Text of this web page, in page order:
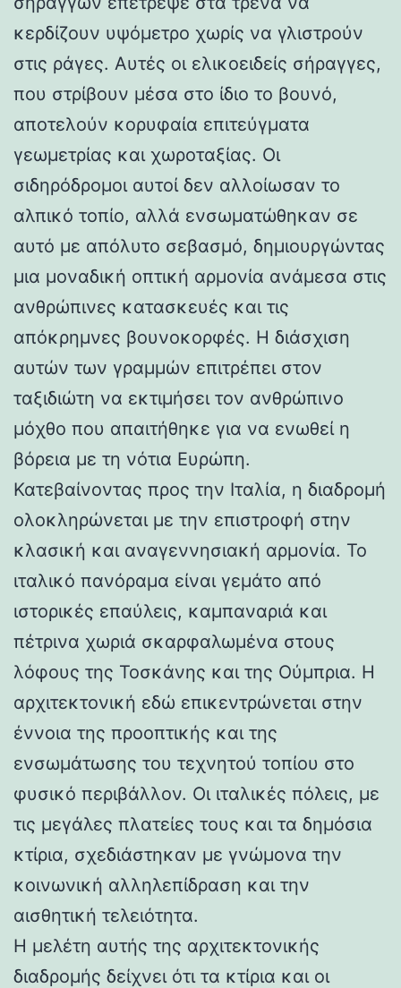
κερδίζουν υψόμετρο χωρίς να γλιστρούν
στις ράγες. Αυτές οι ελικοειδείς σήραγγες,
που στρίβουν μέσα στο ίδιο το βουνό,
αποτελούν κορυφαία επιτεύγματα
γεωμετρίας και χωροταξίας. Οι
σιδηρόδρομοι αυτοί δεν αλλοίωσαν το
αλπικό τοπίο, αλλά ενσωματώθηκαν σε
αυτό με απόλυτο σεβασμό, δημιουργώντας
μια μοναδική οπτική αρμονία ανάμεσα στις
ανθρώπινες κατασκευές και τις
απόκρημνες βουνοκορφές. Η διάσχιση
αυτών των γραμμών επιτρέπει στον
ταξιδιώτη να εκτιμήσει τον ανθρώπινο
μόχθο που απαιτήθηκε για να ενωθεί η
βόρεια με τη νότια Ευρώπη.
Κατεβαίνοντας προς την Ιταλία, η διαδρομή
ολοκληρώνεται με την επιστροφή στην
κλασική και αναγεννησιακή αρμονία. Το
ιταλικό πανόραμα είναι γεμάτο από
ιστορικές επαύλεις, καμπαναριά και
πέτρινα χωριά σκαρφαλωμένα στους
λόφους της Τοσκάνης και της Ούμπρια. Η
αρχιτεκτονική εδώ επικεντρώνεται στην
έννοια της προοπτικής και της
ενσωμάτωσης του τεχνητού τοπίου στο
φυσικό περιβάλλον. Οι ιταλικές πόλεις, με
τις μεγάλες πλατείες τους και τα δημόσια
κτίρια, σχεδιάστηκαν με γνώμονα την
κοινωνική αλληλεπίδραση και την
αισθητική τελειότητα.
Η μελέτη αυτής της αρχιτεκτονικής
διαδρομής δείχνει ότι τα κτίρια και οι